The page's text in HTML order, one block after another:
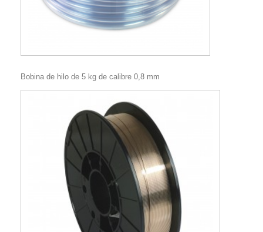
Bobina de hilo de 5 kg de calibre 0,8 mm